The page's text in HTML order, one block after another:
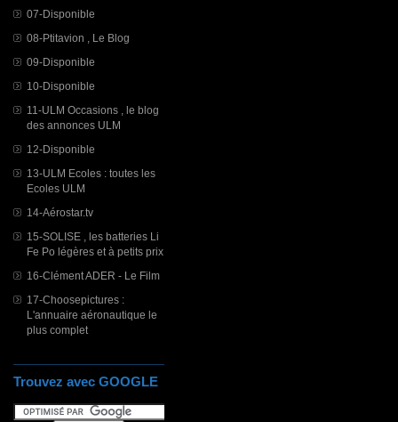
07-Disponible
08-Ptitavion , Le Blog
09-Disponible
10-Disponible
11-ULM Occasions , le blog
des annonces ULM
12-Disponible
13-ULM Ecoles : toutes les
Ecoles ULM
14-Aérostar.tv
15-SOLISE , les batteries Li
Fe Po légères et à petits prix
16-Clément ADER - Le Film
17-Choosepictures :
L'annuaire aéronautique le
plus complet
Trouvez avec GOOGLE